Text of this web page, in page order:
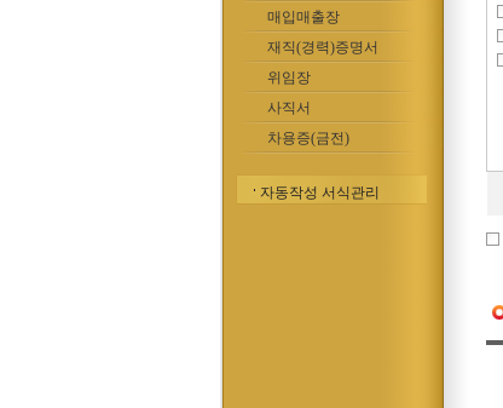
매입매출장
재직(경력)증명서
위임장
사직서
차용증(금전)
자동작성 서식관리